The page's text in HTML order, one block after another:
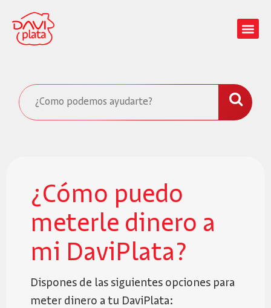
¿Cómo puedo
meterle dinero a
mi DaviPlata?
Dispones de las siguientes opciones para
meter dinero a tu DaviPlata: